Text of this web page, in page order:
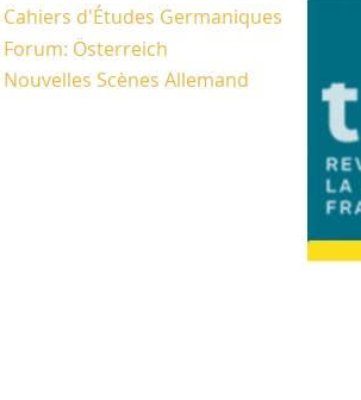
Cahiers d'Études Germaniques
Forum: Österreich
Nouvelles Scènes Allemand